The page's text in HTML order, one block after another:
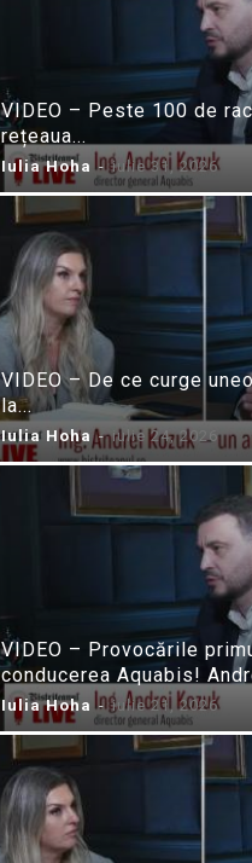
VIDEO – Peste 100 de
rețeaua...
Iulia Hoha - iulie 31, 2026
VIDEO – De ce curge
la...
Iulia Hoha - iulie 24, 2026
VIDEO – Provocările
conducerea Aquabis!
Iulia Hoha - iulie 21, 2026